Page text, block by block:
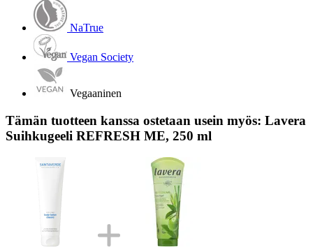
NaTrue
Vegan Society
Vegaaninen
Tämän tuotteen kanssa ostetaan usein myös: Lavera
Suihkugeeli REFRESH ME, 250 ml